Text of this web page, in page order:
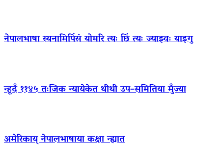
नेपालभाषा स्यनामिपिंसं योमरि त्यः छिं त्यः ज्याझ्वः याइगु
न्हूदँ ११४५ तःजिक न्यायेकेत थीथी उप–समितिया मुँज्या
अमेरिकाय् नेपालभाषाया कक्षा न्ह्यात